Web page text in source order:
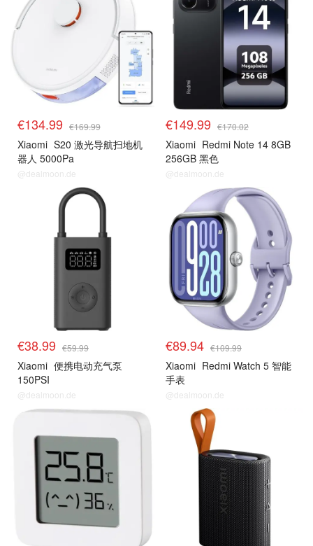
€134.99 €169.99
Xiaomi S20 激光导航扫地机
器人 5000Pa
@dealmoon.de
€149.99 €170.02
Xiaomi Redmi Note 14 8GB
256GB 黑色
@dealmoon.de
€38.99 €59.99
Xiaomi 便携电动充气泵
150PSI
@dealmoon.de
€89.94 €109.99
Xiaomi Redmi Watch 5 智能
手表
@dealmoon.de